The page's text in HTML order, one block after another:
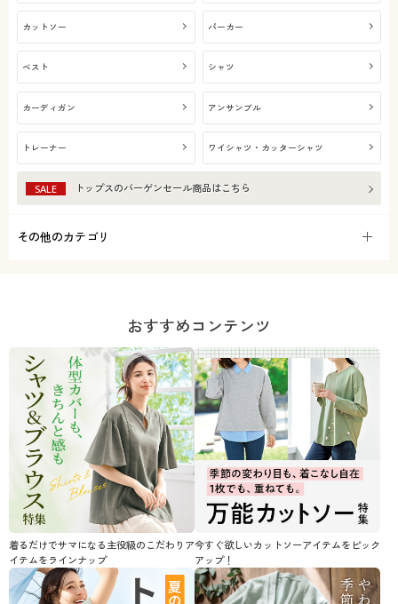
カットソー パーカー
ベスト シャツ
カーディガン アンサンブル
トレーナー ワイシャツ・カッターシャツ
SALE トップスのバーゲンセール商品はこちら
その他のカテゴリ
おすすめコンテンツ
着るだけでサマになる主役級のこだわりア
イテムをラインナップ
今すぐ欲しいカットソーアイテムをピック
アップ！